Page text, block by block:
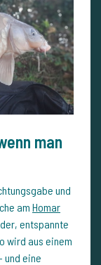
man
und
am Homar
entspannte
wird aus einem
und eine